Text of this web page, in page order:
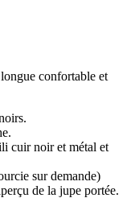
confortable et
cuir noir et métal et
sur demande)
de la jupe portée.